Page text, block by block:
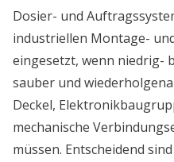
Dosier- und
industriellen Montage-
eingesetzt, wenn niedrig-
sauber und
Deckel,
mechanische
müssen. Entscheidend